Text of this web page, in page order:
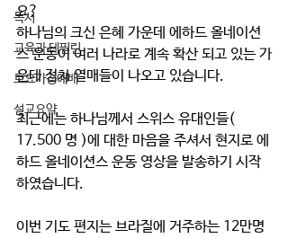
독서
교육과 테필린
토요가정예배
설교요약
요?
하나님의 크신 은혜 가운데 에하드 올네이션
스 운동이 여러 나라로 계속 확산 되고 있는 가
운데 점차 열매들이 나오고 있습니다.
최근에는 하나님께서 스위스 유대인들(
17.500 명 )에 대한 마음을 주셔서 현지로 에
하드 올네이션스 운동 영상을 발송하기 시작
하였습니다.
이번 기도 편지는 브라질에 거주하는 12만명